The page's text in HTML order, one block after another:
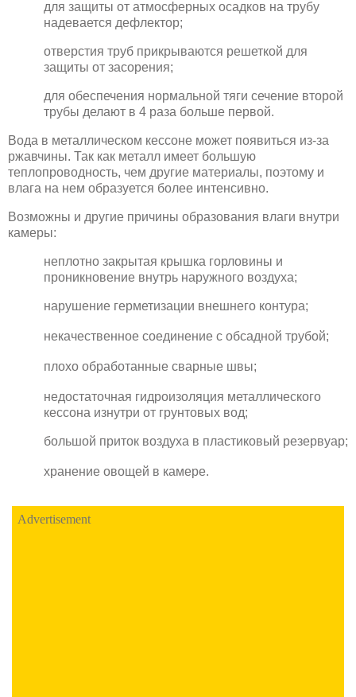
для защиты от атмосферных осадков на трубу
надевается дефлектор;
отверстия труб прикрываются решеткой для
защиты от засорения;
для обеспечения нормальной тяги сечение второй
трубы делают в 4 раза больше первой.
Вода в металлическом кессоне может появиться из-за
ржавчины. Так как металл имеет большую
теплопроводность, чем другие материалы, поэтому и
влага на нем образуется более интенсивно.
Возможны и другие причины образования влаги внутри
камеры:
неплотно закрытая крышка горловины и
проникновение внутрь наружного воздуха;
нарушение герметизации внешнего контура;
некачественное соединение с обсадной трубой;
плохо обработанные сварные швы;
недостаточная гидроизоляция металлического
кессона изнутри от грунтовых вод;
большой приток воздуха в пластиковый резервуар;
хранение овощей в камере.
Advertisement